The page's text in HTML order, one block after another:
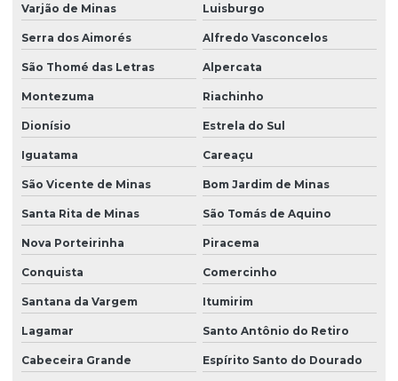
Varjão de Minas Luisburgo
Serra dos Aimorés Alfredo Vasconcelos
São Thomé das Letras Alpercata
Montezuma Riachinho
Dionísio Estrela do Sul
Iguatama Careaçu
São Vicente de Minas Bom Jardim de Minas
Santa Rita de Minas São Tomás de Aquino
Nova Porteirinha Piracema
Conquista Comercinho
Santana da Vargem Itumirim
Lagamar Santo Antônio do Retiro
Cabeceira Grande Espírito Santo do Dourado